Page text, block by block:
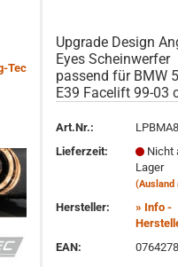
Tec
Upgrade Design
Eyes Scheinwerfer
passend für BMW
E39 Facelift 99-03
Art.Nr.:
LPBMA8
Lieferzeit:
Nicht
Lager
(Ausland
Hersteller:
» Info -
EAN: